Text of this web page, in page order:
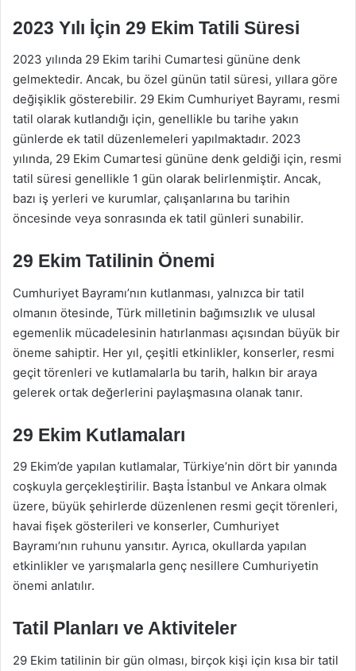
2023 Yılı İçin 29 Ekim Tatili Süresi
2023 yılında 29 Ekim tarihi Cumartesi gününe denk
gelmektedir. Ancak, bu özel günün tatil süresi, yıllara göre
değişiklik gösterebilir. 29 Ekim Cumhuriyet Bayramı, resmi
tatil olarak kutlandığı için, genellikle bu tarihe yakın
günlerde ek tatil düzenlemeleri yapılmaktadır. 2023
yılında, 29 Ekim Cumartesi gününe denk geldiği için, resmi
tatil süresi genellikle 1 gün olarak belirlenmiştir. Ancak,
bazı iş yerleri ve kurumlar, çalışanlarına bu tarihin
öncesinde veya sonrasında ek tatil günleri sunabilir.
29 Ekim Tatilinin Önemi
Cumhuriyet Bayramı’nın kutlanması, yalnızca bir tatil
olmanın ötesinde, Türk milletinin bağımsızlık ve ulusal
egemenlik mücadelesinin hatırlanması açısından büyük bir
öneme sahiptir. Her yıl, çeşitli etkinlikler, konserler, resmi
geçit törenleri ve kutlamalarla bu tarih, halkın bir araya
gelerek ortak değerlerini paylaşmasına olanak tanır.
29 Ekim Kutlamaları
29 Ekim’de yapılan kutlamalar, Türkiye’nin dört bir yanında
coşkuyla gerçekleştirilir. Başta İstanbul ve Ankara olmak
üzere, büyük şehirlerde düzenlenen resmi geçit törenleri,
havai fişek gösterileri ve konserler, Cumhuriyet
Bayramı’nın ruhunu yansıtır. Ayrıca, okullarda yapılan
etkinlikler ve yarışmalarla genç nesillere Cumhuriyetin
önemi anlatılır.
Tatil Planları ve Aktiviteler
29 Ekim tatilinin bir gün olması, birçok kişi için kısa bir tatil